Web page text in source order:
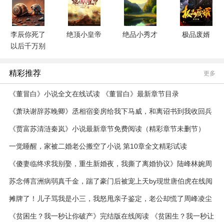
李辰你死了
以后千万别
绝顶小皇帝 绝品小秀才 极品废婿
精彩推荐 更多
《董冒白》小说全文在线试读 《董冒白》最新章节目录
《萧玦谢辞苏晚卿》丞相宿妾房给我下马威，和离诏书到我收回兵
《贾富苏清涟秦岚》小说最新章节免费阅读（精彩章节未删节）
一觉睡醒，家被二婚老公搬空了小说 第10章全文精彩试读
《傻妻临终求我别娶，重生新婚夜，我撕了离婚协议》陆峰林婉周
苏念傅言洲病弱真千金，踹了豪门后被宠上天by现世唐伯虎在线阅
摊牌了！儿子骂我是小三，我怒甩亲子鉴定，老公却慌了周峰凌尘
慌了文本在线阅读
《贫困生？我一秒让你破产》完结版在线阅读 《贫困生？我一秒让